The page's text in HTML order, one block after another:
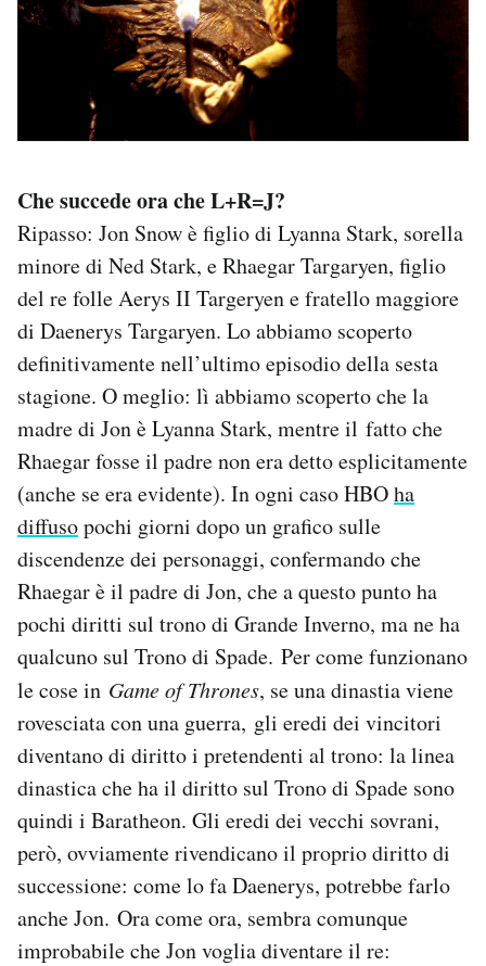
Che succede ora che L+R=J?
Ripasso: Jon Snow è figlio di Lyanna Stark, sorella
minore di Ned Stark, e Rhaegar Targaryen, figlio
del re folle Aerys II Targeryen e fratello maggiore
di Daenerys Targaryen. Lo abbiamo scoperto
definitivamente nell’ultimo episodio della sesta
stagione. O meglio: lì abbiamo scoperto che la
madre di Jon è Lyanna Stark, mentre il fatto che
Rhaegar fosse il padre non era detto esplicitamente
(anche se era evidente). In ogni caso HBOha
diffusopochi giorni dopo un grafico sulle
discendenze dei personaggi, confermando che
Rhaegar è il padre di Jon, che a questo punto ha
pochi diritti sul trono di Grande Inverno, ma ne ha
qualcuno sul Trono di Spade. Per come funzionano
le cose in Game of Thrones, se una dinastia viene
rovesciata con una guerra, gli eredi dei vincitori
diventano di diritto i pretendenti al trono: la linea
dinastica che ha il diritto sul Trono di Spade sono
quindi i Baratheon. Gli eredi dei vecchi sovrani,
però, ovviamente rivendicano il proprio diritto di
successione: come lo fa Daenerys, potrebbe farlo
anche Jon. Ora come ora, sembra comunque
improbabile che Jon voglia diventare il re: